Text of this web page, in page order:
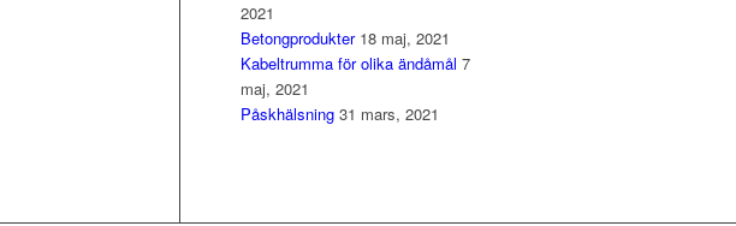
2021
Betongprodukter 18 maj, 2021
Kabeltrumma för olika ändåmål 7
maj, 2021
Påskhälsning 31 mars, 2021